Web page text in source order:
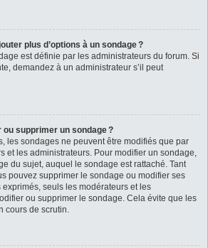
plus d’options à un sondage ?
est définie par les administrateurs du forum. Si
demandez à un administrateur s’il peut
supprimer un sondage ?
les sondages ne peuvent être modifiés que par
et les administrateurs. Pour modifier un sondage,
du sujet, auquel le sondage est rattaché. Tant
pouvez supprimer le sondage ou modifier ses
seuls les modérateurs et les
ou supprimer le sondage. Cela évite que les
cours de scrutin.